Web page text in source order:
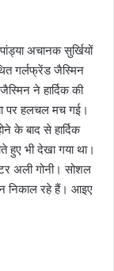
अचानक सुर्खियों
गर्लफ्रेंड जैस्मिन
ने हार्दिक की
पर हलचल मच गई।
के बाद से हार्दिक
हुए भी देखा गया था।
अली गोनी। सोशल
निकाल रहे हैं। आइए